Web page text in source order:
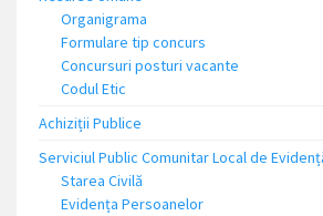
Organigrama
Formulare tip concurs
Concursuri posturi vacante
Codul Etic
Achiziții Publice
Serviciul Public Comunitar Local de
Starea Civilă
Evidența Persoanelor